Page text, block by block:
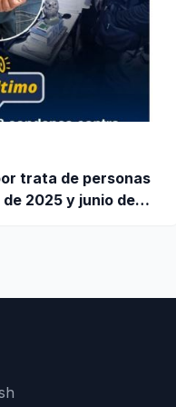
trata de personas
2025 y junio de